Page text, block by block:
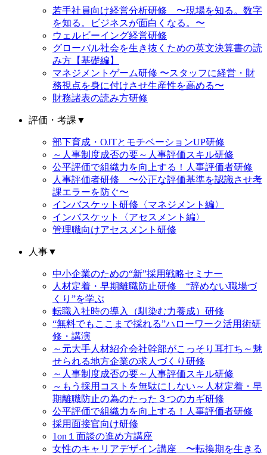
若手社員向け経営分析研修 〜現場を知る。数字
を知る。ビジネスが面白くなる。〜
ウェルビーイング経営研修
グローバル社会を生き抜くための英文決算書の読
み方【基礎編】
マネジメントゲーム研修 〜スタッフに経営・財
務視点を身に付けさせ生産性を高める〜
財務諸表の読み方研修
評価・考課 ▼
部下育成・OJTとモチベーションUP研修
～人事制度成否の要～人事評価スキル研修
公平評価で組織力を向上する！人事評価者研修
人事評価者研修 〜公正な評価基準を認識させ考
課エラーを防ぐ〜
インバスケット研修〈マネジメント編〉
インバスケット〈アセスメント編〉
管理職向けアセスメント研修
人事▼
中小企業のための“新”採用戦略セミナー
人材定着・早期離職防止研修 “辞めない職場づ
くり”を学ぶ
転職入社時の導入（馴染む力養成）研修
“無料でもここまで採れる”ハローワーク活用術研
修・講演
～元大手人材紹介会社幹部がこっそり耳打ち～魅
せられる地方企業の求人づくり研修
～人事制度成否の要～人事評価スキル研修
～もう採用コストを無駄にしない～人材定着・早
期離職防止の為のたった３つのカギ研修
公平評価で組織力を向上する！人事評価者研修
採用面接官向け研修
1on１面談の進め方講座
女性のキャリアデザイン講座 〜転換期を生きる